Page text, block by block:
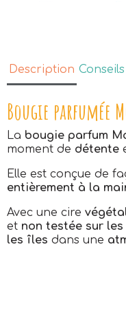
Description Conseils
Bougie parfumée
La bougie parfum
moment de détente
Elle est conçue de
entièrement à la
Avec une cire
et non testée sur les
les îles dans une